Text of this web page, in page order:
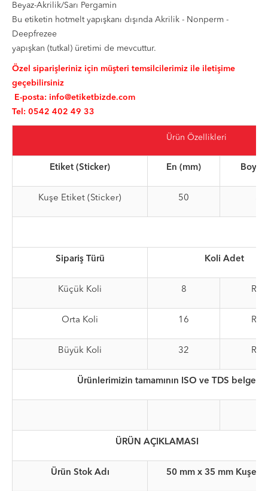
Beyaz-Akrilik/Sarı Pergamin
Bu etiketin hotmelt yapışkanı dışında Akrilik - Nonperm -
Deepfrezee
yapışkan (tutkal) üretimi de mevcuttur.
Özel siparişleriniz için müşteri temsilcilerimiz ile iletişime
geçebilirsiniz
E-posta: info@etiketbizde.com
Tel: 0542 402 49 33
Ürün Özellikleri
Etiket (Sticker) En (mm) Boy
Kuşe Etiket (Sticker) 50
Sipariş Türü Koli Adet
Küçük Koli 8
Orta Koli 16
Büyük Koli 32
Ürünlerimizin tamamının ISO ve TDS
ÜRÜN AÇIKLAMASI
Ürün Stok Adı 50 mm x 35 mm Kuşe